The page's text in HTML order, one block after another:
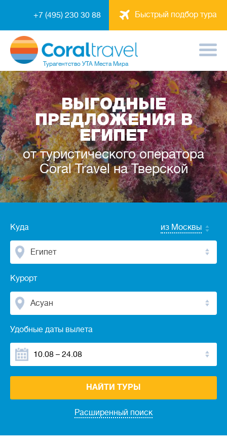
Быстрый подбор тура
+7 (495) 230 30 88
Турагентство УТА Места Мира
ВЫГОДНЫЕ
ПРЕДЛОЖЕНИЯ В
ЕГИПЕТ
от туристического оператора
Coral Travel на Тверской
Куда из Москвы
Египет
Курорт
Асуан
Удобные даты вылета
Расширенный поиск
НАЙТИ ТУРЫ